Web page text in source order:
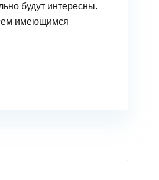
будут интересны.
имеющимся